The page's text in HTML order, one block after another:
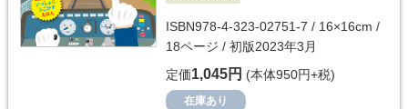
ISBN978-4-323-02751-7 / 16×16cm /
18ページ / 初版2023年3月
定価1,045円 (本体950円+税)
在庫あり